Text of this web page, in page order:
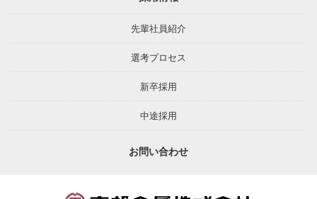
先輩社員紹介
選考プロセス
新卒採用
中途採用
お問い合わせ